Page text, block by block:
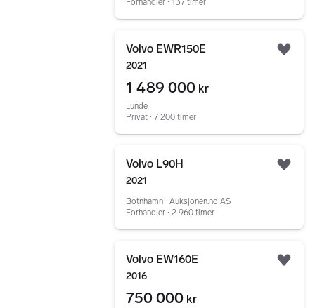
Forhandler ∙ 137 timer
Volvo EWR150E
2021
1 489 000 kr
Lunde
Privat ∙ 7 200 timer
Volvo L90H
2021
Botnhamn ∙ Auksjonen.no AS
Forhandler ∙ 2 960 timer
Volvo EW160E
2016
750 000 kr